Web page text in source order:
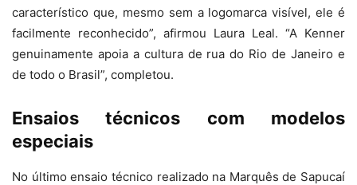
característico que, mesmo sem a logomarca visível, ele é
facilmente reconhecido”, afirmou Laura Leal. “A Kenner
genuinamente apoia a cultura de rua do Rio de Janeiro e
de todo o Brasil”, completou.
Ensaios técnicos com modelos
especiais
No último ensaio técnico realizado na Marquês de Sapucaí